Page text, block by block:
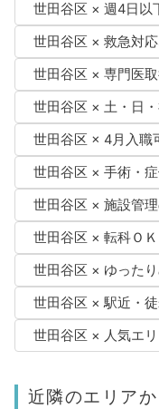
世田谷区 × 週4日以
世田谷区 × 救急対
世田谷区 × 専門医取
世田谷区 × 土・日
世田谷区 × 4月入職
世田谷区 × 手術・
世田谷区 × 施設管
世田谷区 × 転科Ｏ
世田谷区 × ゆった
世田谷区 × 駅近・
世田谷区 × 人気エ
近隣のエリア